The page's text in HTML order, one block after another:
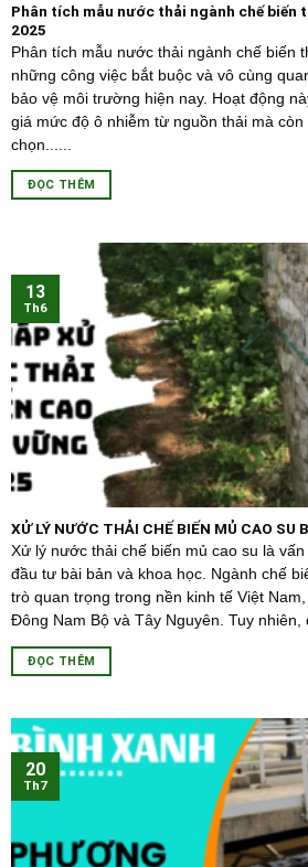
Phân tích mẫu nước thải ngành chế biến
2025
Phân tích mẫu nước thải ngành chế biến
những công việc bắt buộc và vô cùng
bảo vệ môi trường hiện nay. Hoạt động
giá mức độ ô nhiễm từ nguồn thải mà
chọn......
ĐỌC THÊM
XỬ LÝ NƯỚC THẢI CHẾ BIẾN MỦ CAO SU
Xử lý nước thải chế biến mủ cao su là
đầu tư bài bản và khoa học. Ngành chế
trò quan trọng trong nền kinh tế Việt
Đông Nam Bộ và Tây Nguyên. Tuy nhiên,
ĐỌC THÊM
13
Th6
20
Th7